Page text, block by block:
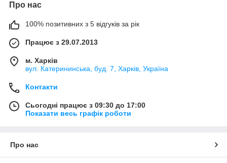
Про нас
100% позитивних з 5 відгуків за рік
Працює з 29.07.2013
м. Харків
вул. Катерининська, буд. 7, Харків, Україна
Контакти
Сьогодні працює з 09:30 до 17:00
Показати весь графік роботи
Про нас